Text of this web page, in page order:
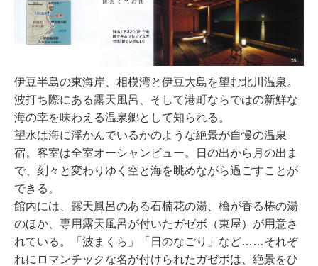
伊豆半島の東海岸、相模湾と伊豆大島を望む北川温泉。
波打ち際にある露天風呂、そして港町ならではの新鮮な
海の幸を味わえる温泉郷として知られる。
望水は海に浮かんでいるかのような絶景が自慢の温泉
宿。客室は全室オーシャンビュー。日の出から月の出ま
で、刻々と変わりゆく空と海を眺めながら過ごすことが
できる。
館内には、露天風呂のある石楠花の湯、檜が香る椿の湯
のほか、専用露天風呂が付いたガゼボ（東屋）が用意さ
れている。「波まくら」「日のなごり」など……それぞ
れにロマンチックな名が付けられたガゼボは、絶景をひ